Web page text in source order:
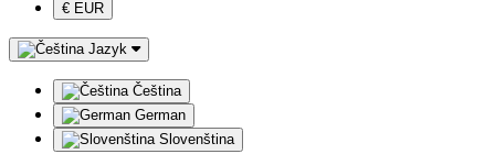
€ EUR
Jazyk
Čeština
German
Slovenština